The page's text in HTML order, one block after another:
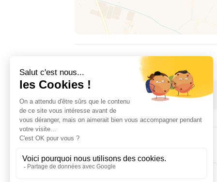
DISPONIBILIDAD
1 January 2026 → 31 December 2026